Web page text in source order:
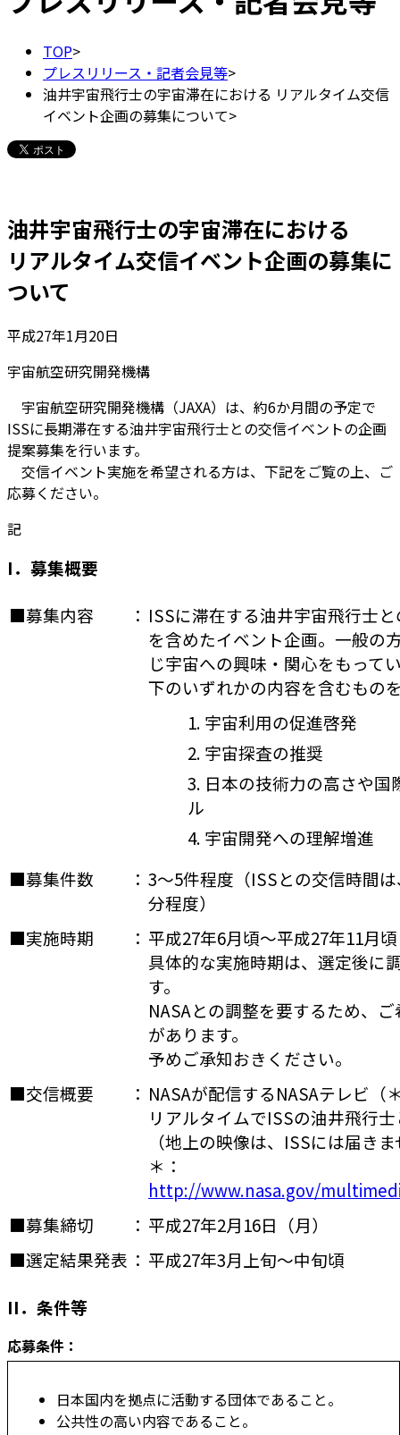
TOP>
プレスリリース・記者会見等>
油井宇宙飛行士の宇宙滞在における リアルタイム交信
イベント企画の募集について>
油井宇宙飛行士の宇宙滞在における
リアルタイム交信イベント企画の募集に
ついて
平成27年1月20日
宇宙航空研究開発機構
宇宙航空研究開発機構（JAXA）は、約6か月間の予定で
ISSに長期滞在する油井宇宙飛行士との交信イベントの企画
提案募集を行います。
交信イベント実施を希望される方は、下記をご覧の上、ご
応募ください。
記
I．募集概要
■募集内容
： ISSに滞在する油井宇宙飛行士
を含めたイベント企画。一般の
じ宇宙への興味・関心をもって
下のいずれかの内容を含むもの
1. 宇宙利用の促進啓発
2. 宇宙探査の推奨
3. 日本の技術力の高さや
ル
4. 宇宙開発への理解増進
■募集件数
： 3～5件程度（ISSとの交信時間
分程度）
■実施時期
： 平成27年6月頃～平成27年11月頃
具体的な実施時期は、選定後に
す。
NASAとの調整を要するため、
があります。
予めご承知おきください。
■交信概要
： NASAが配信するNASAテレビ（
リアルタイムでISSの油井飛行
（地上の映像は、ISSには届き
＊：
http://www.nasa.gov/
■募集締切
： 平成27年2月16日（月）
■選定結果発表 ： 平成27年3月上旬～中旬頃
II．条件等
応募条件：
日本国内を拠点に活動する団体であること。
公共性の高い内容であること。